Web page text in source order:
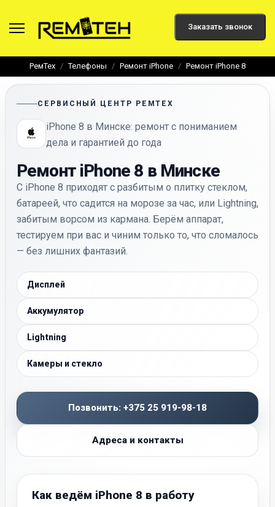
Заказать звонок
РемТех Телефоны Ремонт iPhone Ремонт iPhone 8
СЕРВИСНЫЙ ЦЕНТР РЕМТЕХ
iPhone 8 в Минске: ремонт с пониманием
дела и гарантией до года
Ремонт iPhone 8 в Минске
С iPhone 8 приходят с разбитым о плитку стеклом,
батареей, что садится на морозе за час, или Lightning,
забитым ворсом из кармана. Берём аппарат,
тестируем при вас и чиним только то, что сломалось
— без лишних фантазий.
Дисплей
Аккумулятор
Lightning
Камеры и стекло
Позвонить: +375 25 919-98-18
Адреса и контакты
Как ведём iPhone 8 в работу